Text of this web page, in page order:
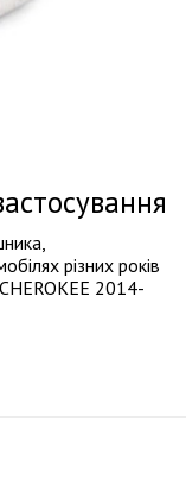
різних років
2014-